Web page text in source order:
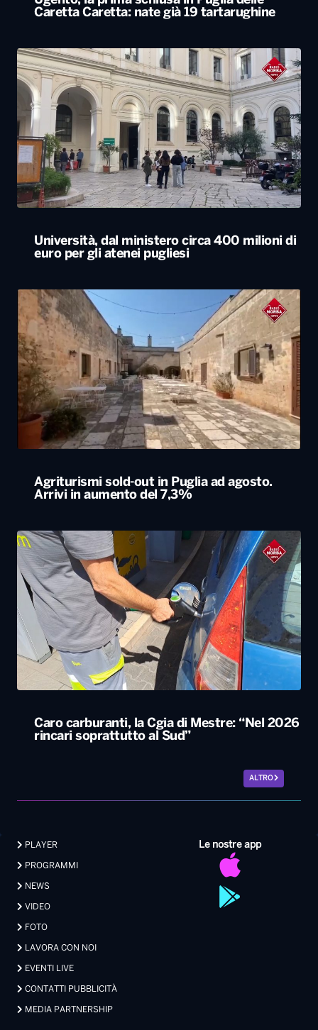
Caretta Caretta: nate già 19 tartarughine
Università, dal ministero circa 400 milioni di
euro per gli atenei pugliesi
Agriturismi sold-out in Puglia ad agosto.
Arrivi in aumento del 7,3%
Caro carburanti, la Cgia di Mestre: “Nel 2026
rincari soprattutto al Sud”
ALTRO
Le nostre app
PLAYER
PROGRAMMI
NEWS
VIDEO
FOTO
LAVORA CON NOI
EVENTI LIVE
CONTATTI PUBBLICITÀ
MEDIA PARTNERSHIP